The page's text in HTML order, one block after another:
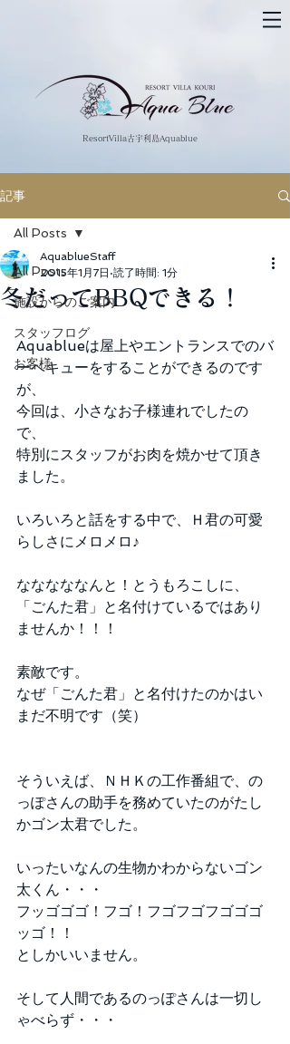
​ResortVilla古宇利島Aquablue
記事
All Posts
施設からのご案内
スタッフログ
お客様
All Posts
冬だってBBQできる！
AquablueStaff
2015年1月7日 読了時間: 1分
Aquablueは屋上やエントランスでのバ
ーベキューをすることができるのです
が、
今回は、小さなお子様連れでしたの
で、
特別にスタッフがお肉を焼かせて頂き
ました。
いろいろと話をする中で、Ｈ君の可愛
らしさにメロメロ♪
なななななんと！とうもろこしに、
「ごんた君」と名付けているではあり
ませんか！！！
素敵です。
なぜ「ごんた君」と名付けたのかはい
まだ不明です（笑）
そういえば、ＮＨＫの工作番組で、の
っぽさんの助手を務めていたのがたし
かゴン太君でした。
いったいなんの生物かわからないゴン
太くん・・・
フッゴゴゴ！フゴ！フゴフゴフゴゴゴ
ッゴ！！
としかいいません。
そして人間であるのっぽさんは一切し
ゃべらず・・・